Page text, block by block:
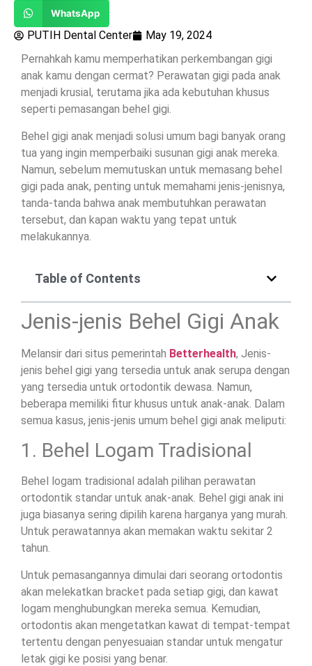
WhatsApp
PUTIH Dental Center
May 19, 2024
Pernahkah kamu memperhatikan perkembangan gigi
anak kamu dengan cermat? Perawatan gigi pada anak
menjadi krusial, terutama jika ada kebutuhan khusus
seperti pemasangan behel gigi.
Behel gigi anak menjadi solusi umum bagi banyak orang
tua yang ingin memperbaiki susunan gigi anak mereka.
Namun, sebelum memutuskan untuk memasang behel
gigi pada anak, penting untuk memahami jenis-jenisnya,
tanda-tanda bahwa anak membutuhkan perawatan
tersebut, dan kapan waktu yang tepat untuk
melakukannya.
Table of Contents
Jenis-jenis Behel Gigi Anak
Melansir dari situs pemerintah Betterhealth, Jenis-
jenis behel gigi yang tersedia untuk anak serupa dengan
yang tersedia untuk ortodontik dewasa. Namun,
beberapa memiliki fitur khusus untuk anak-anak. Dalam
semua kasus, jenis-jenis umum behel gigi anak meliputi:
1. Behel Logam Tradisional
Behel logam tradisional adalah pilihan perawatan
ortodontik standar untuk anak-anak. Behel gigi anak ini
juga biasanya sering dipilih karena harganya yang murah.
Untuk perawatannya akan memakan waktu sekitar 2
tahun.
Untuk pemasangannya dimulai dari seorang ortodontis
akan melekatkan bracket pada setiap gigi, dan kawat
logam menghubungkan mereka semua. Kemudian,
ortodontis akan mengetatkan kawat di tempat-tempat
tertentu dengan penyesuaian standar untuk mengatur
letak gigi ke posisi yang benar.